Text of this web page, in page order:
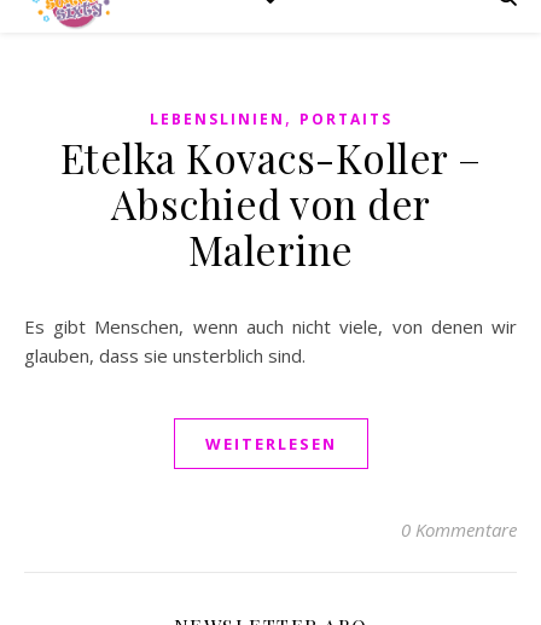
LEBENSLINIEN , PORTAITS
Etelka Kovacs-Koller –
Abschied von der
Malerine
Es gibt Menschen, wenn auch nicht viele, von denen wir
glauben, dass sie unsterblich sind.
WEITERLESEN
0 Kommentare